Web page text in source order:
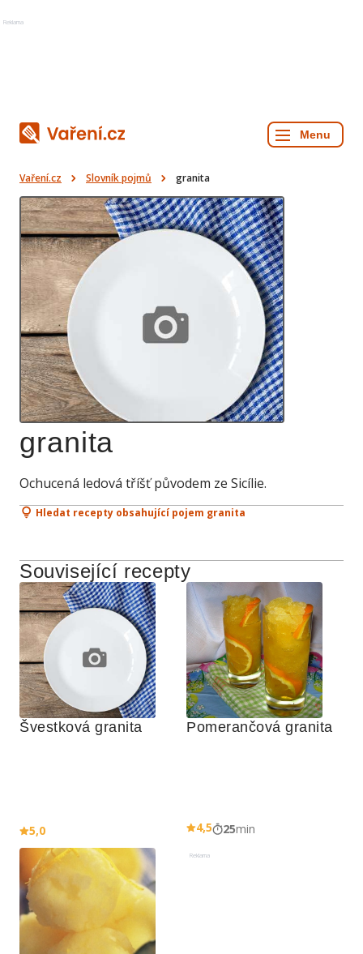
Reklama
Vaření.cz Slovník pojmů granita
granita
Ochucená ledová tříšť původem ze Sicílie.
Hledat recepty obsahující pojem granita
Související recepty
Švestková granita
5,0
Pomerančová granita
4,5 25min
Reklama